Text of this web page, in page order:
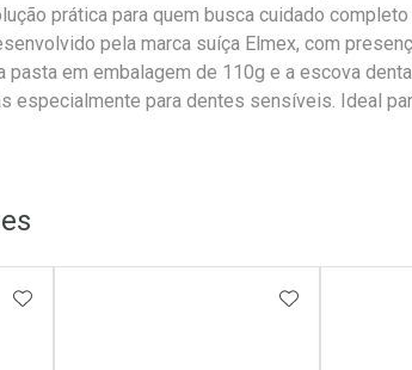
prática para quem busca cuidado completo
pela marca suíça Elmex, com
pasta em embalagem de 110g e a escova
especialmente para dentes sensíveis. Ideal
ADICIONAR AOS FAVORITOSADICIONAR